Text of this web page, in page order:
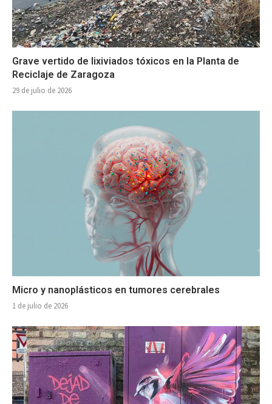
Grave vertido de lixiviados tóxicos en la Planta de
Reciclaje de Zaragoza
29 de julio de 2026
Micro y nanoplásticos en tumores cerebrales
1 de julio de 2026